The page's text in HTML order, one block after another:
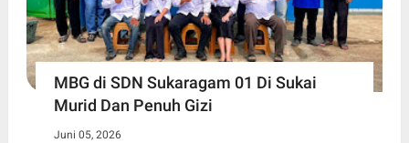
MBG di SDN Sukaragam 01 Di Sukai
Murid Dan Penuh Gizi
Juni 05, 2026